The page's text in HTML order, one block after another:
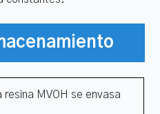
resina MVOH se envasa